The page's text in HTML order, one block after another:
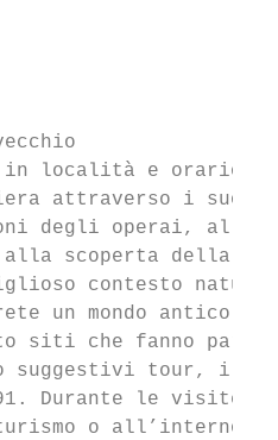
in località e orario
attraverso i suoi
degli operai, al
alla scoperta della
contesto
un mondo antico
che fanno parte
suggestivi tour, i
Durante le visite
o all’interno